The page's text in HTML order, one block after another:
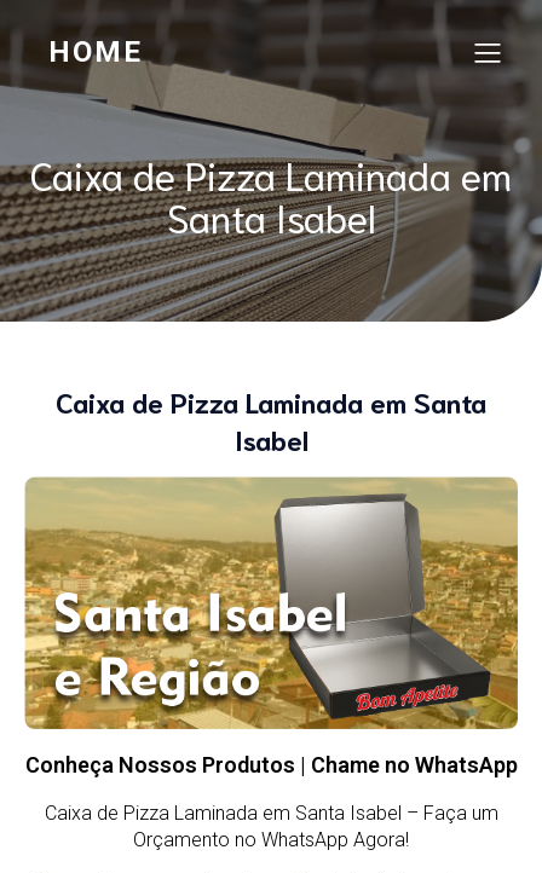
HOME
Caixa de Pizza Laminada em
Santa Isabel
Caixa de Pizza Laminada em Santa
Isabel
Conheça Nossos Produtos | Chame no WhatsApp
Caixa de Pizza Laminada em Santa Isabel – Faça um
Orçamento no WhatsApp Agora!